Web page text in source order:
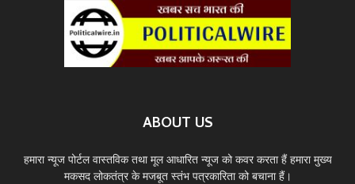
ABOUT US
हमारा न्यूज पोर्टल वास्तविक तथा मूल आधारित न्यूज को कवर करता हैं हमारा मुख्य
मकसद लोकतंत्र के मजबूत स्तंभ पत्रकारिता को बचाना हैं।